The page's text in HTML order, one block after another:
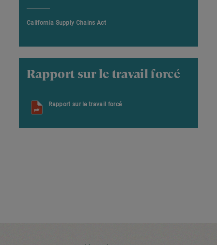
California Supply Chains Act
Rapport sur le travail forcé
Rapport sur le travail forcé